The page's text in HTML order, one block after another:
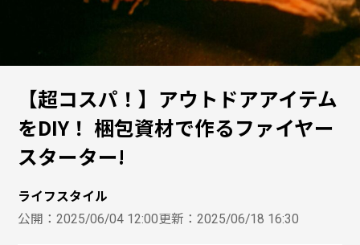
【超コスパ！】アウトドアアイテム
をDIY！ 梱包資材で作るファイヤー
スターター!
ライフスタイル
公開：2025/06/04 12:00更新：2025/06/18 16:30